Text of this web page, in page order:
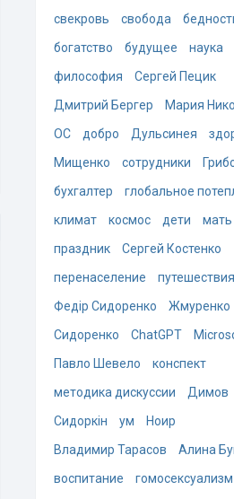
свекровь
свобода
богатство
будущее
наука
философия
Сергей Пецик
Дмитрий Бергер
Мария
ОС
добро Дульсинея
Мищенко
сотрудники
бухгалтер
глобальное
климат
космос дети
мать
праздник
Сергей Костенко
перенаселение
путешествия
Федір Сидоренко
Жмуренко
Сидоренко
ChatGPT
Павло Шевело
конспект
методика дискуссии
Димов
Сидоркін
ум
Ноир
Владимир Тарасов
Алина
воспитание
гомосексуализм